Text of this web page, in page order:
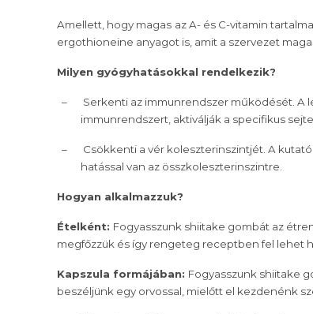
Amellett, hogy magas az A- és C-vitamin
ergothioneine anyagot is, amit a szervezet
Milyen gyógyhatásokkal rendelkezik?
–
Serkenti az immunrendszer működését. A
immunrendszert, aktiválják a specifikus
–
Csökkenti a vér koleszterinszintjét. A
hatással van az összkoleszterinszintre.
Hogyan alkalmazzuk?
Ételként: Fogyasszunk shiitake gombát az
megfőzzük és így rengeteg receptben fel lehet
Kapszula formájában: Fogyasszunk shiitake
beszéljünk egy orvossal, mielőtt el kezdenénk